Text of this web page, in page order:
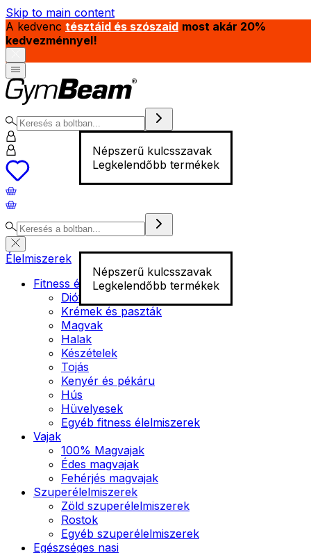
Skip to main content
A kedvenc tésztáid és szószaid most akár 20%
kedvezménnyel!
Népszerű kulcsszavak
Legkelendőbb termékek
Népszerű kulcsszavak
Legkelendőbb termékek
Élelmiszerek
Fitness élelmiszer
Diófélék
Krémek és paszták
Magvak
Halak
Készételek
Tojás
Kenyér és pékáru
Hús
Hüvelyesek
Egyéb fitness élelmiszerek
Vajak
100% Magvajak
Édes magvajak
Fehérjés magvajak
Szuperélelmiszerek
Zöld szuperélelmiszerek
Rostok
Egyéb szuperélelmiszerek
Egészséges nasi